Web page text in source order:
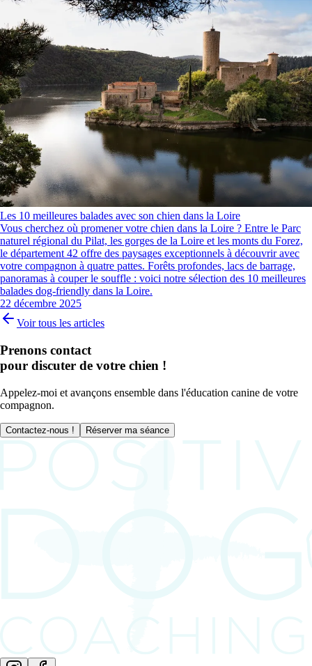
Les 10 meilleures balades avec son chien dans la Loire
Vous cherchez où promener votre chien dans la Loire ? Entre le Parc
naturel régional du Pilat, les gorges de la Loire et les monts du Forez,
le département 42 offre des paysages exceptionnels à découvrir avec
votre compagnon à quatre pattes. Forêts profondes, lacs de barrage,
panoramas à couper le souffle : voici notre sélection des 10 meilleures
balades dog-friendly dans la Loire.
22 décembre 2025
Voir tous les articles
Prenons contact
pour discuter de votre chien !
Appelez-moi et avançons ensemble dans l'éducation canine de votre
compagnon.
Contactez-nous ! Réserver ma séance